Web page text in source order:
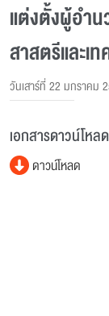
แต่งตั้งผู้อำ
สาสตรีและเท
วันเสาร์ที่ 22 มกราคม
เอกสารดาวน์โหลด
ดาวน์โหลด